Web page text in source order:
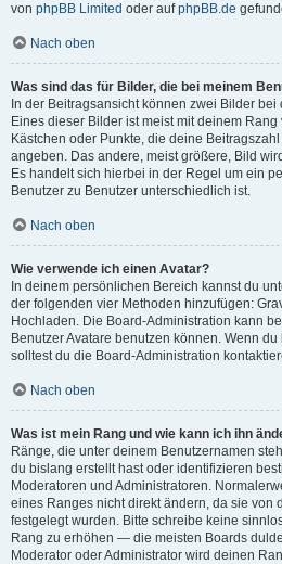
von phpBB Limited oder aufphpBB.de
Nach oben
Was sind das für Bilder, die bei meinem
In der Beitragsansicht können zwei Bilder
Eines dieser Bilder ist meist mit deinem
Kästchen oder Punkte, die deine
angeben. Das andere, meist größere, Bild
Es handelt sich hierbei in der Regel um ein
Benutzer zu Benutzer unterschiedlich ist.
Nach oben
Wie verwende ich einen Avatar?
In deinem persönlichen Bereich kannst du
der folgenden vier Methoden hinzufügen:
Hochladen. Die Board-Administration kann
Benutzer Avatare benutzen können. Wenn
solltest du die Board-Administration
Nach oben
Was ist mein Rang und wie kann ich ihn
Ränge, die unter deinem Benutzernamen
du bislang erstellt hast oder identifizieren
Moderatoren und Administratoren.
eines Ranges nicht direkt ändern, da sie von
festgelegt wurden. Bitte schreibe keine
Rang zu erhöhen — die meisten Boards
Moderator oder Administrator wird deinen